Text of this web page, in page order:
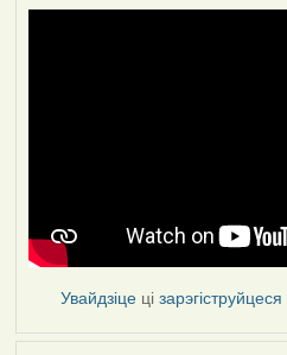
Увайдзіце цізарэгіструйцеся